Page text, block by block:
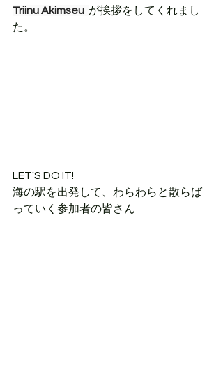
Triinu Akimseu が挨拶をしてくれまし
た。
LET'S DO IT!
海の駅を出発して、わらわらと散らば
っていく参加者の皆さん